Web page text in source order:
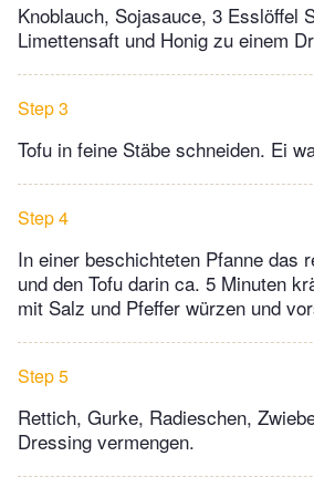
Knoblauch, Sojasauce, 3 Esslöffel
Limettensaft und Honig zu einem
Step 3
Tofu in feine Stäbe schneiden. Ei
Step 4
In einer beschichteten Pfanne das
und den Tofu darin ca. 5 Minuten
mit Salz und Pfeffer würzen und
Step 5
Rettich, Gurke, Radieschen,
Dressing vermengen.